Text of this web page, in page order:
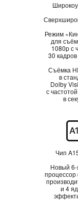
Режим
для
1080p с
30 кадров
Съёмка
в
Dolby
с
в
Чип
Новый
процессор
и 4